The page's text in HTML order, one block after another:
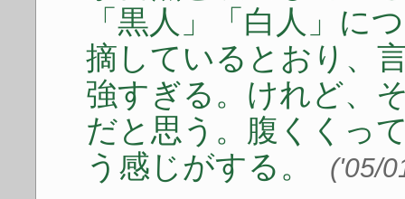
「黒人」「白人」に
摘しているとおり、
強すぎる。けれど、
だと思う。腹くくっ
う感じがする。
('05/